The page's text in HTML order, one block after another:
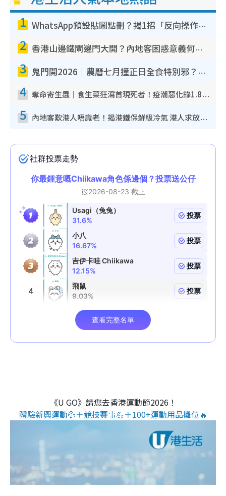
1 WhatsApp預設貼圖點刪？揭1招「反向操作」還原簡潔介面 附3步實測教學
2 香港山邊鐵閘邊門大開？內地客困惑意義何在！網民神回覆：呢種叫法理性防禦
3 鬼門開2026｜農曆七月撞正日全食特別邪？專家警告切忌做一事！揭4大禁忌+2招保平安
4 奪命寄生蟲｜食生菜狂瀉首現死者！疫潮惡化錄1.8萬宗病例 揭洗菜3大謬誤
5 內地客歎港人唔識老！揭港鐵保鮮級冷氣 港人求放過：咪投訴
《U GO》請您去香港運動節2026！
體驗新興運動💦＋競技賽事💪＋100+運動用品攤位🔥